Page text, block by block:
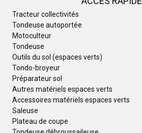
Tracteur collectivités
Tondeuse autoportée
Motoculteur
Tondeuse
Outils du sol (espaces verts)
Tondo-broyeur
Préparateur sol
Autres matériels espaces verts
Accessoires matériels espaces verts
Saleuse
Plateau de coupe